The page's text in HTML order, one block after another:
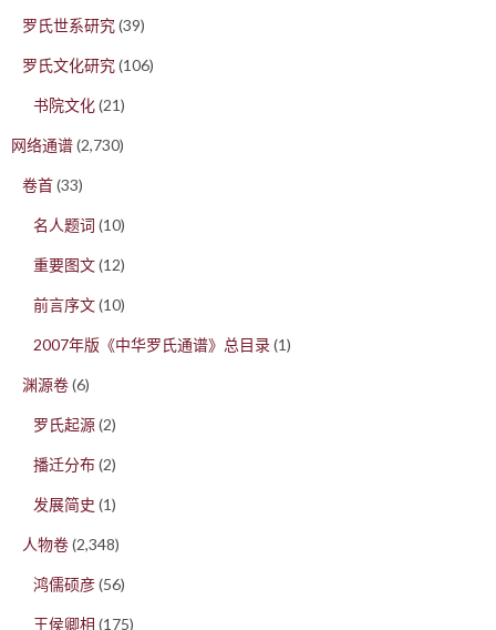
罗氏世系研究(39)
罗氏文化研究(106)
书院文化(21)
网络通谱(2,730)
卷首(33)
名人题词 (10)
重要图文(12)
前言序文(10)
2007年版《中华罗氏通谱》总目录(1)
渊源卷(6)
罗氏起源(2)
播迁分布(2)
发展简史 (1)
人物卷(2,348)
鸿儒硕彦(56)
王侯卿相 (175)